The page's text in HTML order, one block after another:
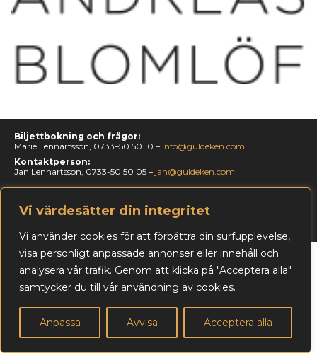
Vi värdesätter din integritet
Vi använder cookies för att förbättra din surfupplevelse,
visa personligt anpassade annonser eller innehåll och
analysera vår trafik. Genom att klicka på "Acceptera alla"
samtycker du till vår användning av cookies.
Anpassa Avvisa Acceptera alla
Biljettbokning och frågor:
Marie Lennartsson, 0733–50 50 10 – info@guldeken.com
Kontaktperson:
Jan Lennartsson, 0733-50 50 05 – jan@guldeken.com
Läs vår integritetspolicy »
Webbproduktion: Lennandia Advertising AB